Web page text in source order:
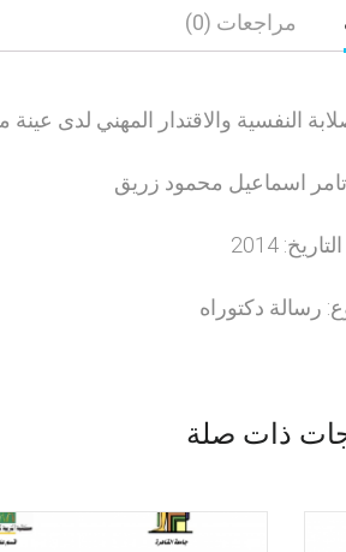
مراجعات (0)
النفسية والاقتدار المهني لدى
اسماعيل محمود زريق
التاريخ: 2014
رسالة دكتوراه
ذات صلة